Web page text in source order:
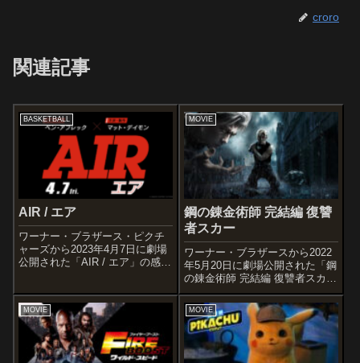
croro
関連記事
BASKETBALL
AIR / エア
ワーナー・ブラザース・ピクチ
ャーズから2023年4月7日に劇場
公開された「AIR / エア」の感想
の物語を描く作品です。オスス
メ度あらすじ＆予告編1984
年。 業績不振のナイキのバ...
MOVIE
鋼の錬金術師 完結編 復讐
者スカー
ワーナー・ブラザースから2022
年5月20日に劇場公開された「鋼
の錬金術師 完結編 復讐者スカ
ー」の感想記事です。荒川弘に
よる大人気漫画を実写映画化し
た「鋼の錬金術師」シリーズの
完結編2部作の第1弾作品です。
オススメ度あらすじ＆予告編セ
ント...
MOVIE MOVIE